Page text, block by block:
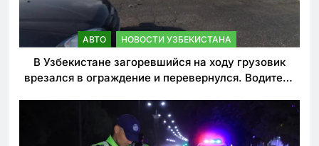
АВТО НОВОСТИ УЗБЕКИСТАНА
В Узбекистане загоревшийся на ходу грузовик
врезался в ограждение и перевернулся. Водитель